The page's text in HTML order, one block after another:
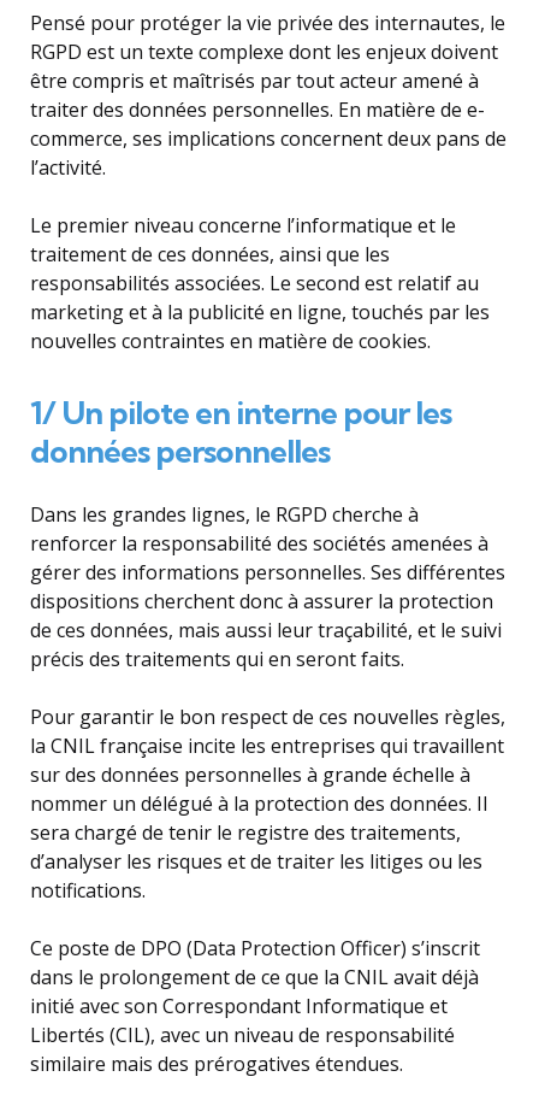
Pensé pour protéger la vie privée des internautes, le
RGPD est un texte complexe dont les enjeux doivent
être compris et maîtrisés par tout acteur amené à
traiter des données personnelles. En matière de e-
commerce, ses implications concernent deux pans de
l’activité.
Le premier niveau concerne l’informatique et le
traitement de ces données, ainsi que les
responsabilités associées. Le second est relatif au
marketing et à la publicité en ligne, touchés par les
nouvelles contraintes en matière de cookies.
1/ Un pilote en interne pour les
données personnelles
Dans les grandes lignes, le RGPD cherche à
renforcer la responsabilité des sociétés amenées à
gérer des informations personnelles. Ses différentes
dispositions cherchent donc à assurer la protection
de ces données, mais aussi leur traçabilité, et le suivi
précis des traitements qui en seront faits.
Pour garantir le bon respect de ces nouvelles règles,
la CNIL française incite les entreprises qui travaillent
sur des données personnelles à grande échelle à
nommer un délégué à la protection des données. Il
sera chargé de tenir le registre des traitements,
d’analyser les risques et de traiter les litiges ou les
notifications.
Ce poste de DPO (Data Protection Officer) s’inscrit
dans le prolongement de ce que la CNIL avait déjà
initié avec son Correspondant Informatique et
Libertés (CIL), avec un niveau de responsabilité
similaire mais des prérogatives étendues.